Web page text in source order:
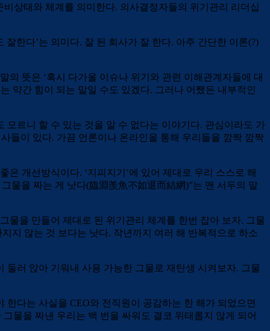
비상태와 체계를 의미한다. 의사결정자들의 위기관리 리더십
한다’는 의미다. 잘 된 회사가 잘 한다. 아주 간단한 이론(?)
의 뜻은 ‘혹시 다가올 이슈나 위기와 관련 이해관계자들에 대
약간 힘이 되는 말일 수도 있겠다. 그러나 어쨌든 내부적인
모르니 할 수 있는 것을 알 수 없다는 이야기다. 관심이라도 가
들이 있다. 가끔 언론이나 온라인을 통해 우리들을 깜짝 깜짝
개선방식이다. ‘지피지기’에 있어 제대로 우리 스스로 해
물을 짜는 게 낫다(臨淵羨魚不如退而結網)”는 맨 서두의 말
물을 만들어 제대로 된 위기관리 체계를 한번 잡아 보자. 그물
지 않는 것 보다는 낫다. 작년까지 여러 해 반복적으로 하소
러 앉아 기워내 사용 가능한 그물로 재탄생 시켜보자. 그물
다는 사실을 CEO와 전직원이 공감하는 한 해가 되었으면
물을 짜낸 우리는 백 번을 싸워도 결코 위태롭지 않게 되어